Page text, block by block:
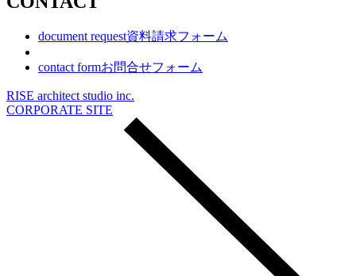
document request資料請求フォーム
contact formお問合せフォーム
RISE architect studio inc.
CORPORATE SITE